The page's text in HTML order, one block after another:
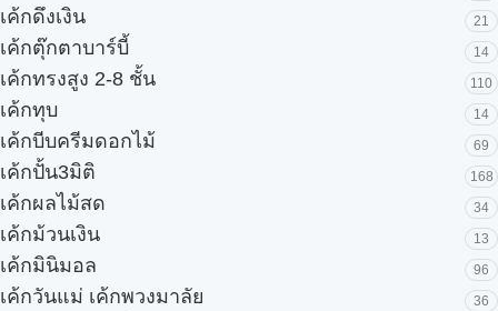
เค้กดึงเงิน 21
เค้กตุ๊กตาบาร์บี้ 14
เค้กทรงสูง 2-8 ชั้น 110
เค้กทุบ 14
เค้กบีบครีมดอกไม้ 69
เค้กปั้น3มิติ 168
เค้กผลไม้สด 34
เค้กม้วนเงิน 13
เค้กมินิมอล 96
เค้กวันแม่ เค้กพวงมาลัย 36